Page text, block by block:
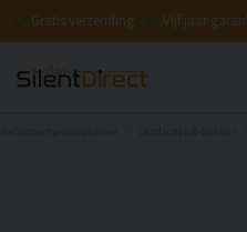
Gratis verzending Vijf jaar